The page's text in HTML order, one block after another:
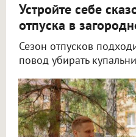
Устройте себе
отпуска в
Сезон отпусков
повод убирать